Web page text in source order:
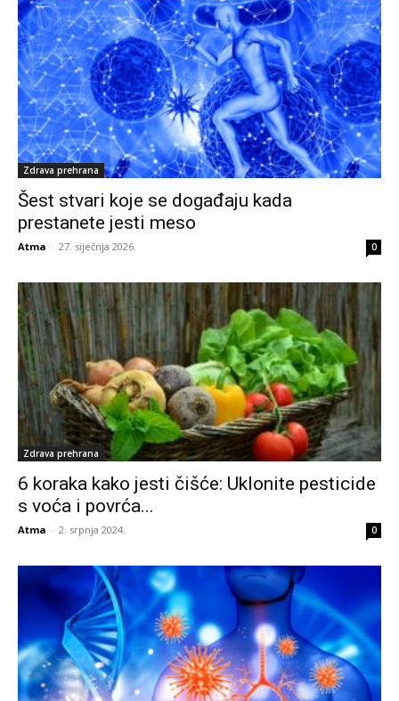
Zdrava prehrana
Šest stvari koje se događaju kada
prestanete jesti meso
Atma - 27. siječnja 2026. 0
Zdrava prehrana
6 koraka kako jesti čišće: Uklonite pesticide
s voća i povrća...
Atma - 2. srpnja 2024. 0